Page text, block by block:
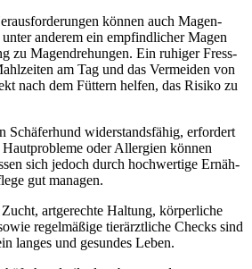
kön­nen auch Magen-
ande­rem ein emp­find­li­cher Magen
zu Magen­dre­hun­gen. Ein ruhi­ger Fress­
am Tag und das Ver­mei­den von
nach dem Füt­tern hel­fen, das Risi­ko zu
Schä­fer­hund wider­stands­fä­hig, erfor­dert
oder All­er­gien kön­nen
sich jedoch durch hoch­wer­ti­ge Ernäh­
gut mana­gen.
art­ge­rech­te Hal­tung, kör­per­li­che
regel­mä­ßi­ge tier­ärzt­li­che Checks sind
lan­ges und gesun­des Leben.